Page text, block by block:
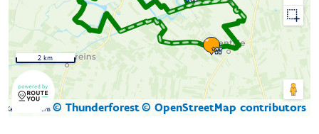
Kaartgegevens © Thunderforest© OpenStreetMap contributors
2 km